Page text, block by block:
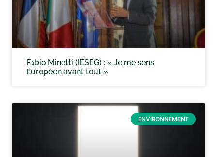
Fabio Minetti (IÉSEG) : « Je me sens
Européen avant tout »
ENVIRONNEMENT